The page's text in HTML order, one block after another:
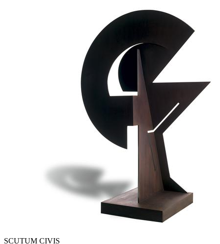
SCUTUM CIVIS